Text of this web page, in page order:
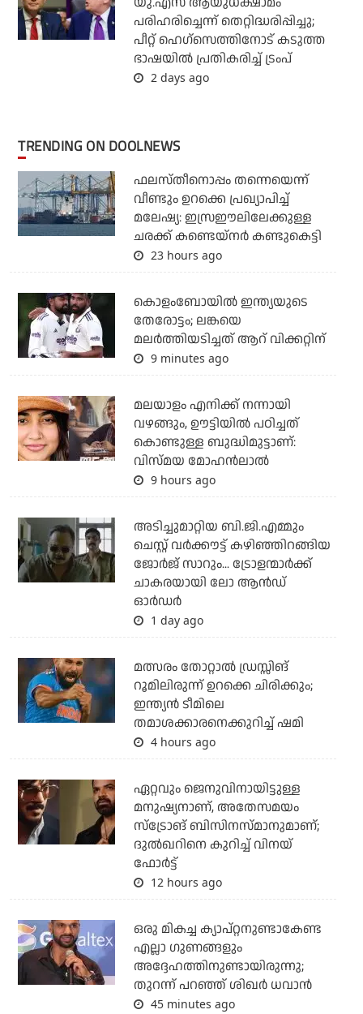
പരിഹരിച്ചെന്ന് തെറ്റിദ്ധരിപ്പിച്ചു;
പീറ്റ് ഹെഗ്‌സെത്തിനോട് കടുത്ത
ഭാഷയില്‍ പ്രതികരിച്ച് ട്രംപ്
2 days ago
TRENDING ON DOOLNEWS
ഫലസ്തീനൊപ്പം തന്നെയെന്ന്
വീണ്ടും ഉറക്കെ പ്രഖ്യാപിച്ച്
മലേഷ്യ: ഇസ്രഈലിലേക്കുള്ള
ചരക്ക് കണ്ടെയ്‌നര്‍ കണ്ടുകെട്ടി
23 hours ago
കൊളംബോയില്‍ ഇന്ത്യയുടെ
തേരോട്ടം; ലങ്കയെ
മലര്‍ത്തിയടിച്ചത് ആറ് വിക്കറ്റിന്
9 minutes ago
മലയാളം എനിക്ക് നന്നായി
വഴങ്ങും, ഊട്ടിയില്‍ പഠിച്ചത്
കൊണ്ടുള്ള ബുദ്ധിമുട്ടാണ്:
വിസ്മയ മോഹന്‍ലാല്‍
9 hours ago
അടിച്ചുമാറ്റിയ ബി.ജി.എമ്മും
ചെസ്റ്റ് വര്‍ക്കൗട്ട് കഴിഞ്ഞിറങ്ങിയ
ജോര്‍ജ് സാറും... ട്രോളന്മാര്‍ക്ക്
ചാകരയായി ലോ ആന്‍ഡ്
ഓര്‍ഡര്‍
1 day ago
മത്സരം തോറ്റാല്‍ ഡ്രസ്സിങ്
റൂമിലിരുന്ന് ഉറക്കെ ചിരിക്കും;
ഇന്ത്യന്‍ ടീമിലെ
തമാശക്കാരനെക്കുറിച്ച് ഷമി
4 hours ago
ഏറ്റവും ജെനുവിനായിട്ടുള്ള
മനുഷ്യനാണ്, അതേസമയം
സ്‌ട്രോങ് ബിസിനസ്മാനുമാണ്;
ദുല്‍ഖറിനെ കുറിച്ച് വിനയ്
ഫോര്‍ട്ട്
12 hours ago
ഒരു മികച്ച ക്യാപ്റ്റനുണ്ടാകേണ്ട
എല്ലാ ഗുണങ്ങളും
അദ്ദേഹത്തിനുണ്ടായിരുന്നു;
തുറന്ന് പറഞ്ഞ് ശിഖര്‍ ധവാന്‍
45 minutes ago